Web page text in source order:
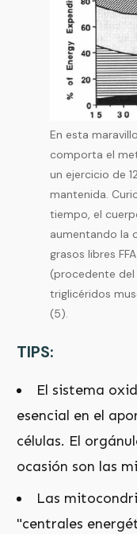
En esta
comporta el
un ejercicio de
mantenida.
tiempo, el
aumentando la
grasos libres
(procedente del
triglicéridos
(5).
TIPS:
El sistema
esencial en el
células. El
ocasión son las
Las
"centrales